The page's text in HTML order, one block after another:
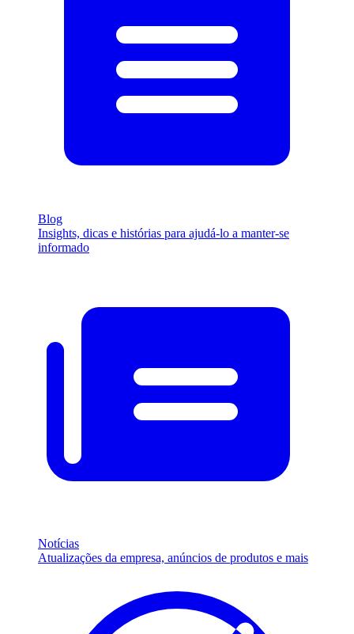
Blog
Insights, dicas e histórias para ajudá-lo a manter-se
informado
Notícias
Atualizações da empresa, anúncios de produtos e mais